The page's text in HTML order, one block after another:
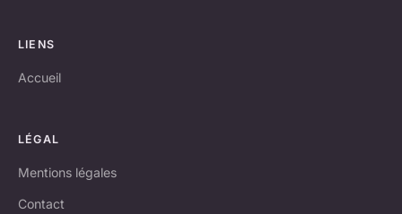
LIENS
Accueil
LÉGAL
Mentions légales
Contact